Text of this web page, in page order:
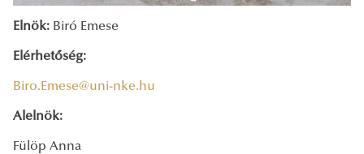
Elnök: Biró Emese
Elérhetőség:
Biro.Emese@uni-nke.hu
Alelnök:
Fülöp Anna